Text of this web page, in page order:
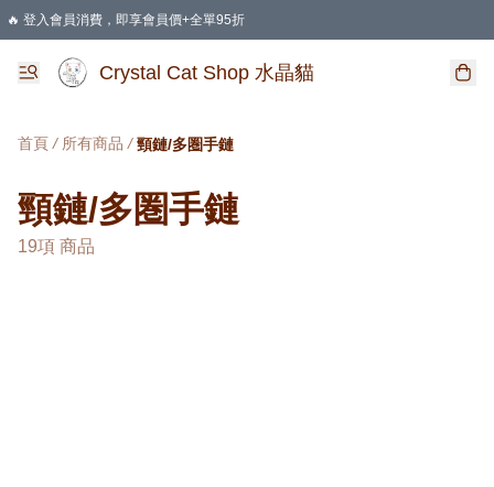
🔥 登入會員消費，即享會員價+全單95折
🛍️ 購物滿HKD 400 即享免運費優惠
Crystal Cat Shop 水晶貓
首頁 / 所有商品 / 頸鏈/多圏手鏈
頸鏈/多圏手鏈
19項 商品